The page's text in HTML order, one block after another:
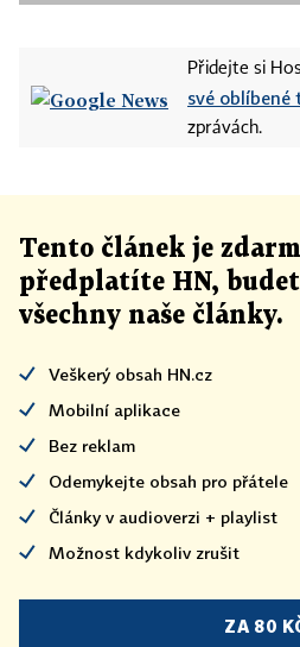
Přidejte si
své oblíbené
zprávách.
Tento článek je
předplatíte HN,
všechny naše články.
Veškerý obsah HN.cz
Mobilní aplikace
Bez reklam
Odemykejte obsah pro přátele
Články v audioverzi + playlist
Možnost kdykoliv zrušit
ZA 80